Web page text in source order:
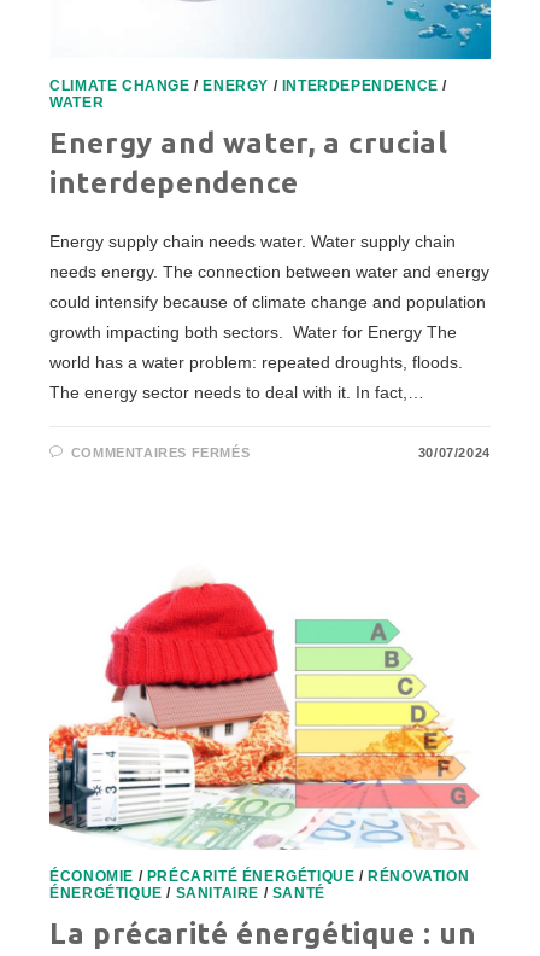
CLIMATE CHANGE /ENERGY / INTERDEPENDENCE /
WATER
Energy and water, a crucial
interdependence
Energy supply chain needs water. Water supply chain
needs energy. The connection between water and energy
could intensify because of climate change and population
growth impacting both sectors. Water for Energy The
world has a water problem: repeated droughts, floods.
The energy sector needs to deal with it. In fact,…
COMMENTAIRES FERMÉSSUR
30/07/2024
ÉCONOMIE / PRÉCARITÉ ÉNERGÉTIQUE / RÉNOVATION
ÉNERGÉTIQUE / SANITAIRE / SANTÉ
La précarité énergétique : un